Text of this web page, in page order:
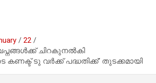
22
ചിറകുനൽകി
കണക്ട് ടു വർക്ക് പദ്ധതിക്ക്’ തുടക്കമായി